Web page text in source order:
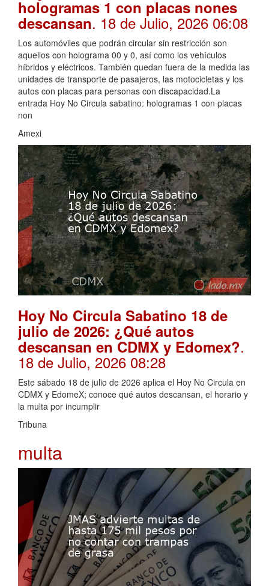
hologramas 1 con placas nones
descansan. 18 de Julio, 2026 06:08
Los automóviles que podrán circular sin restricción son
aquellos con holograma 00 y 0, así como los vehículos
híbridos y eléctricos. También quedan fuera de la medida las
unidades de transporte de pasajeros, las motocicletas y los
autos con placas para personas con discapacidad.La
entrada Hoy No Circula sabatino: hologramas 1 con placas
non
Amexi
Hoy No Circula Sabatino 18 de
julio de 2026: ¿Qué autos
descansan en CDMX y Edomex?.
18 de Julio, 2026 08:28
Este sábado 18 de julio de 2026 aplica el Hoy No Circula en
CDMX y EdomeX; conoce qué autos descansan, el horario y
la multa por incumplir
Tribuna
multa